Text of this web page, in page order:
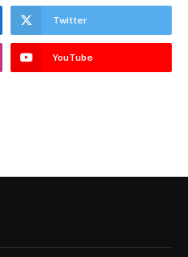
Twitter
YouTube